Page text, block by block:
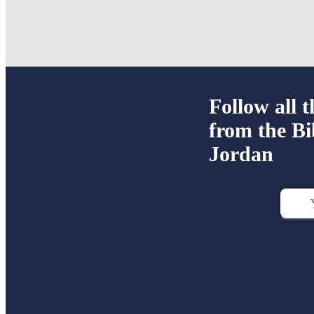
Follow all
from the
Jordan